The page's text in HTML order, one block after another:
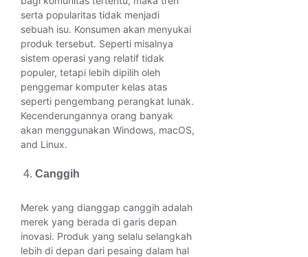
serta popularitas tidak menjadi
sebuah isu. Konsumen akan menyukai
produk tersebut. Seperti misalnya
sistem operasi yang relatif tidak
populer, tetapi lebih dipilih oleh
penggemar komputer kelas atas
seperti pengembang perangkat lunak.
Kecenderungannya orang banyak
akan menggunakan Windows, macOS,
and Linux.
Canggih
Merek yang dianggap canggih adalah
merek yang berada di garis depan
inovasi. Produk yang selalu selangkah
lebih di depan dari pesaing dalam hal